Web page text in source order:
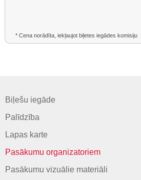
* Cena norādīta, iekļaujot biļetes iegādes komisiju
Biļešu iegāde
Palīdzība
Lapas karte
Pasākumu organizatoriem
Pasākumu vizuālie materiāli